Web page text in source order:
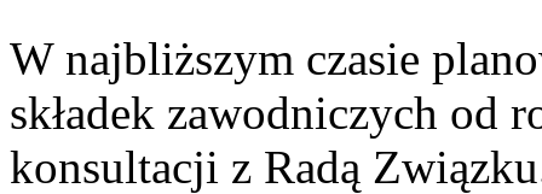
W najbliższym czasie
składek zawodniczych od
konsultacji z Radą